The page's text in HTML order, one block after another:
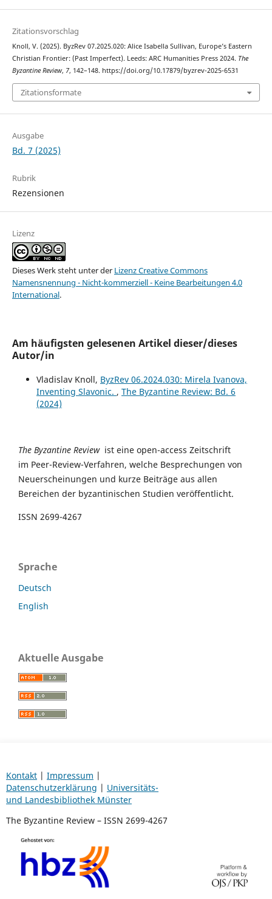
Zitationsvorschlag
Knoll, V. (2025). ByzRev 07.2025.020: Alice Isabella Sullivan, Europe’s Eastern
Christian Frontier: (Past Imperfect). Leeds: ARC Humanities Press 2024. The
Byzantine Review, 7, 142–148. https://doi.org/10.17879/byzrev-2025-6531
Zitationsformate
Ausgabe
Bd. 7 (2025)
Rubrik
Rezensionen
Lizenz
Dieses Werk steht unter der Lizenz Creative Commons
Namensnennung - Nicht-kommerziell - Keine Bearbeitungen 4.0
International.
Am häufigsten gelesenen Artikel dieser/dieses
Autor/in
Vladislav Knoll, ByzRev 06.2024.030: Mirela Ivanova,
Inventing Slavonic. , The Byzantine Review: Bd. 6
(2024)
The Byzantine Reviewist eine open-access Zeitschrift
im Peer-Review-Verfahren, welche Besprechungen von
Neuerscheinungen und kurze Beiträge aus allen
Bereichen der byzantinischen Studien veröffentlicht.
ISSN 2699-4267
Sprache
Deutsch
English
Aktuelle Ausgabe
Kontakt| Impressum |
Datenschutzerklärung | Universitäts-
und Landesbibliothek Münster
The Byzantine Review – ISSN 2699-4267